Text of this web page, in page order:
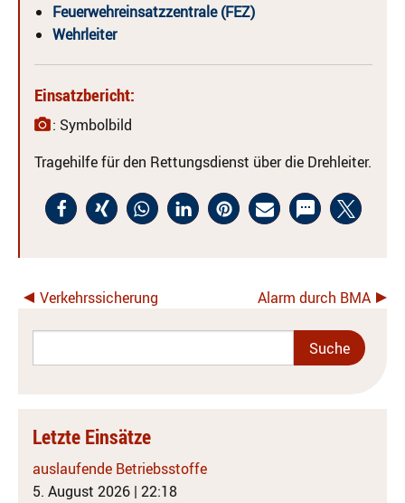
Feuerwehreinsatzzentrale (FEZ)
Wehrleiter
Einsatzbericht:
: Symbolbild
Tragehilfe für den Rettungsdienst über die Drehleiter.
Verkehrssicherung Alarm durch BMA
Letzte Einsätze
auslaufende Betriebsstoffe
5. August 2026 | 22:18